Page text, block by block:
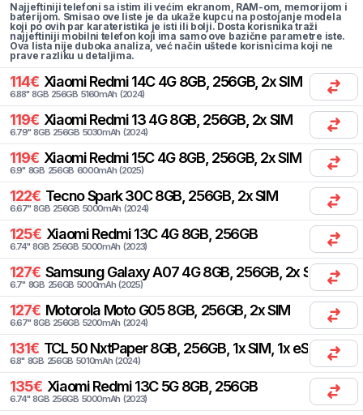
Najjeftiniji telefoni sa istim ili većim ekranom, RAM-om, memorijom i
baterijom. Smisao ove liste je da ukaže kupcu na postojanje modela
koji po ovih par karateristika je isti ili bolji. Dosta korisnika traži
najjeftiniji mobilni telefon koji ima samo ove bazične parametre iste.
Ova lista nije duboka analiza, već način uštede korisnicima koji ne
prave razliku u detaljima.
114€ Xiaomi Redmi 14C 4G 8GB, 256GB, 2x SIM
6.88" 8GB 256GB 5160mAh (2024)
119€ Xiaomi Redmi 13 4G 8GB, 256GB, 2x SIM
6.79" 8GB 256GB 5030mAh (2024)
119€ Xiaomi Redmi 15C 4G 8GB, 256GB, 2x SIM
6.9" 8GB 256GB 6000mAh (2025)
122€ TecnoSpark 30C 8GB, 256GB, 2x SIM
6.67" 8GB 256GB 5000mAh (2024)
125€ Xiaomi Redmi 13C 4G 8GB, 256GB
6.74" 8GB 256GB 5000mAh (2023)
127€ Samsung Galaxy A07 4G 8GB, 256GB, 2x SIM
6.7" 8GB 256GB 5000mAh (2025)
127€ Motorola Moto G05 8GB, 256GB, 2x SIM
6.67" 8GB 256GB 5200mAh (2024)
131€ TCL 50 NxtPaper 8GB, 256GB, 1x SIM, 1x eSIM
6.8" 8GB 256GB 5010mAh (2024)
135€ Xiaomi Redmi 13C 5G 8GB, 256GB
6.74" 8GB 256GB 5000mAh (2023)